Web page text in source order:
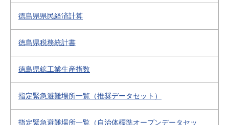
徳島県県民経済計算
徳島県税務統計書
徳島県鉱工業生産指数
指定緊急避難場所一覧（推奨データセット）
指定緊急避難場所一覧（自治体標準オープンデータセッ